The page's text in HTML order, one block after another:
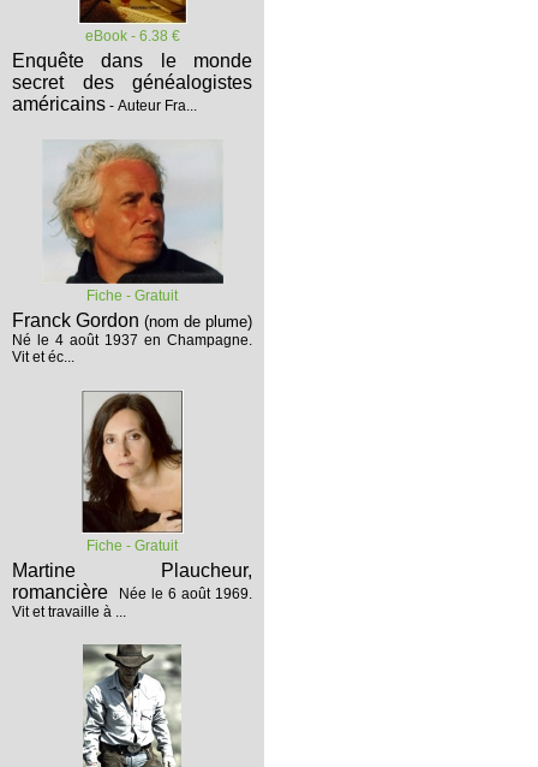
eBook - 6.38 €
Enquête dans le monde
secret des généalogistes
américains - Auteur Fra...
Fiche - Gratuit
Franck Gordon (nom de plume)
Né le 4 août 1937 en Champagne.
Vit et éc...
Fiche - Gratuit
Martine Plaucheur,
romancière
Née le 6 août 1969.
Vit et travaille à ...